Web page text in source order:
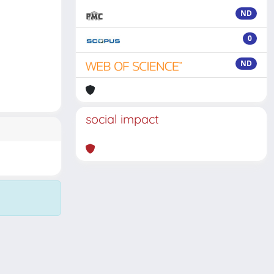
ND
0
ND
social impact